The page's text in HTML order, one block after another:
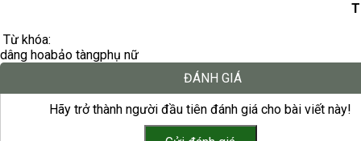
Từ khóa:
dâng hoabảo tàngphụ nữ
ĐÁNH GIÁ
Hãy trở thành người đầu tiên đánh giá cho bài viết này!